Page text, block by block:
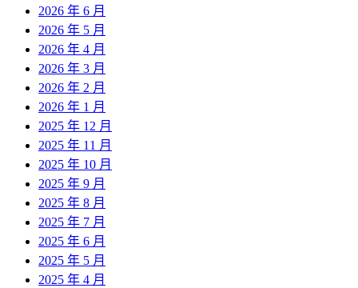
2026 年 6 月
2026 年 5 月
2026 年 4 月
2026 年 3 月
2026 年 2 月
2026 年 1 月
2025 年 12 月
2025 年 11 月
2025 年 10 月
2025 年 9 月
2025 年 8 月
2025 年 7 月
2025 年 6 月
2025 年 5 月
2025 年 4 月